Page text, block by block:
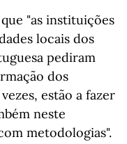
"as instituições
locais dos
pediram
dos
estão a fazer
neste
metodologias".